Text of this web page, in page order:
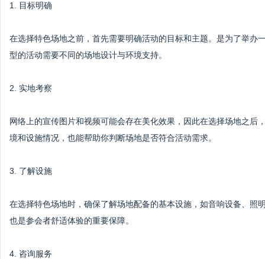
1. 目标明确
在选择特色场地之前，首先需要明确活动的目标和主题。是为了举办
型的活动需要不同的场地设计与环境支持。
2. 实地考察
网络上的宣传图片和视频可能会存在美化效果，因此在选择场地之
境和设施情况，也能帮助你判断场地是否符合活动需求。
3. 了解设施
在选择特色场地时，确保了解场地配备的基本设施，如音响设备、照
也是参会者舒适体验的重要保障。
4. 咨询服务